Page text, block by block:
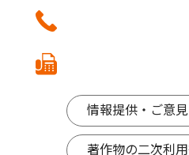
情報提供・ご意
著作物の二次利